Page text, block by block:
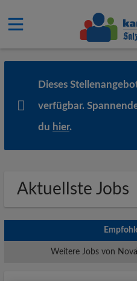
Dieses
verfügbar.
du hier.
Aktuellste Jobs
Weitere Jobs von